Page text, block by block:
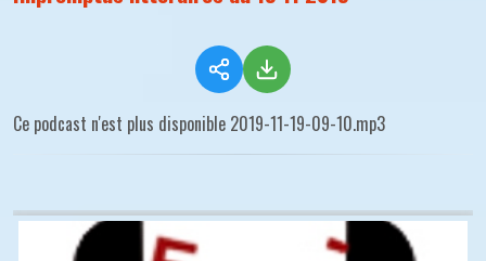
Ce podcast n'est plus disponible 2019-11-19-09-10.mp3